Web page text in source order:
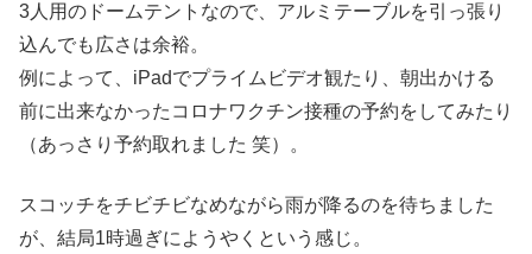
3人用のドームテントなので、アルミテーブルを引っ張り
込んでも広さは余裕。
例によって、iPadでプライムビデオ観たり、朝出かける
前に出来なかったコロナワクチン接種の予約をしてみたり
（あっさり予約取れました 笑）。
スコッチをチビチビなめながら雨が降るのを待ちました
が、結局1時過ぎにようやくという感じ。